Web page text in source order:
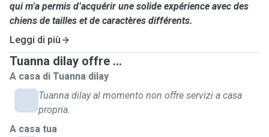
qui m’a permis d’acquérir une solide expérience avec des
chiens de tailles et de caractères différents.
Depuis mon enfance, j’ai toujours vécu entourée
d’animaux. Cette passion m’a naturellement menée à
commencer des études de médecine vétérinaire. Même si
j’ai dû interrompre mes études après mon arrivée en
Suisse, mon amour et mon respect pour les animaux sont
Leggi di più
Tuanna dilay offre ...
A casa di Tuanna dilay
Tuanna dilay al momento non offre servizi a casa
propria.
A casa tua